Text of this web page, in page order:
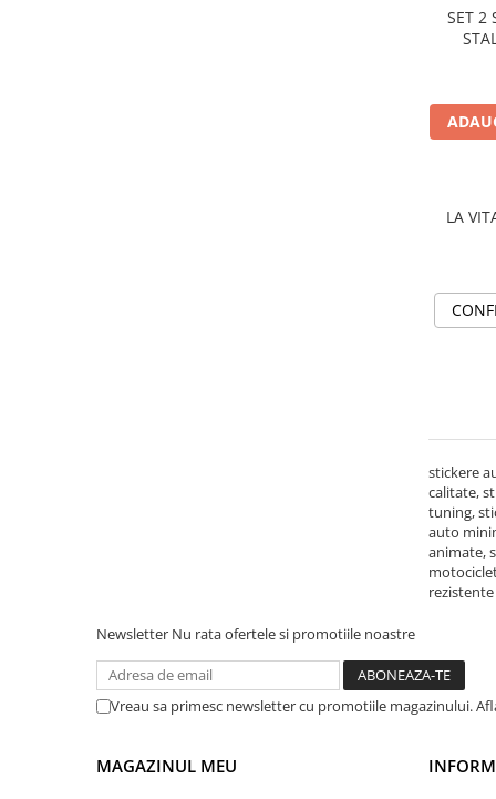
PRODUSE PERSONALIZATE FIRME
CARTI DE VIZITA
ECHIPAMENT DE LUCRU
PERSONALIZAT
SET 2
LA
stickere
calitate,
tuning,
auto
animate,
Newsletter Nu rata ofertele si promotiile noastre
Vreau sa primesc newsletter cu promotiile magazinului.
MAGAZINUL MEU